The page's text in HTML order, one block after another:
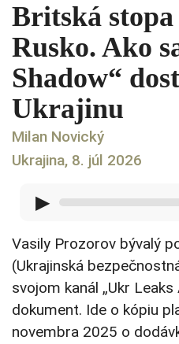
Britská
Rusko. Ako
Shadow“
Ukrajinu
Milan Novický
Ukrajina, 8. júl 2026
▶
Vasily Prozorov bývalý
(Ukrajinská
svojom kanál „Ukr
dokument. Ide o kópiu
novembra 2025 o